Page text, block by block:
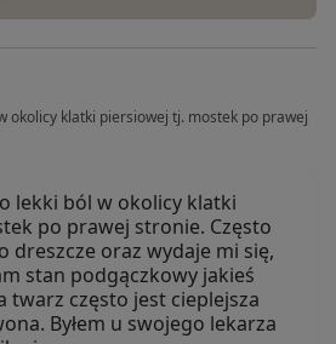
okolicy klatki piersiowej tj. mostek po prawej
lekki ból w okolicy klatki
po prawej stronie. Często
dreszcze oraz wydaje mi się,
stan podgączkowy jakieś
twarz często jest cieplejsza
Byłem u swojego lekarza